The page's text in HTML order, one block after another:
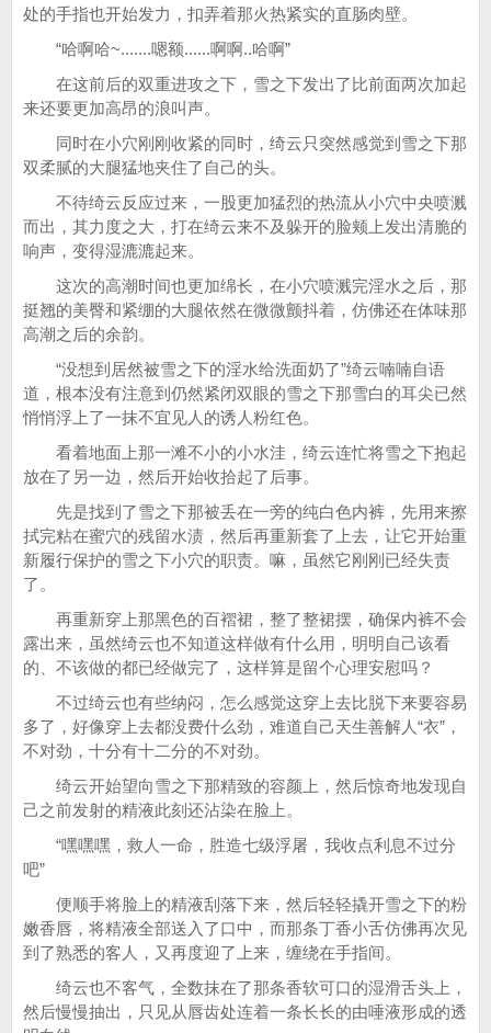
处的手指也开始发力，扣弄着那火热紧实的直肠肉壁。
“哈啊哈~.......嗯额......啊啊..哈啊”
在这前后的双重进攻之下，雪之下发出了比前面两次加起
来还要更加高昂的浪叫声。
同时在小穴刚刚收紧的同时，绮云只突然感觉到雪之下那
双柔腻的大腿猛地夹住了自己的头。
不待绮云反应过来，一股更加猛烈的热流从小穴中央喷溅
而出，其力度之大，打在绮云来不及躲开的脸颊上发出清脆的
响声，变得湿漉漉起来。
这次的高潮时间也更加绵长，在小穴喷溅完淫水之后，那
挺翘的美臀和紧绷的大腿依然在微微颤抖着，仿佛还在体味那
高潮之后的余韵。
“没想到居然被雪之下的淫水给洗面奶了”绮云喃喃自语
道，根本没有注意到仍然紧闭双眼的雪之下那雪白的耳尖已然
悄悄浮上了一抹不宜见人的诱人粉红色。
看着地面上那一滩不小的小水洼，绮云连忙将雪之下抱起
放在了另一边，然后开始收拾起了后事。
先是找到了雪之下那被丢在一旁的纯白色内裤，先用来擦
拭完粘在蜜穴的残留水渍，然后再重新套了上去，让它开始重
新履行保护的雪之下小穴的职责。嘛，虽然它刚刚已经失责
了。
再重新穿上那黑色的百褶裙，整了整裙摆，确保内裤不会
露出来，虽然绮云也不知道这样做有什么用，明明自己该看
的、不该做的都已经做完了，这样算是留个心理安慰吗？
不过绮云也有些纳闷，怎么感觉这穿上去比脱下来要容易
多了，好像穿上去都没费什么劲，难道自己天生善解人“衣”，
不对劲，十分有十二分的不对劲。
绮云开始望向雪之下那精致的容颜上，然后惊奇地发现自
己之前发射的精液此刻还沾染在脸上。
“嘿嘿嘿，救人一命，胜造七级浮屠，我收点利息不过分
吧”
便顺手将脸上的精液刮落下来，然后轻轻撬开雪之下的粉
嫩香唇，将精液全部送入了口中，而那条丁香小舌仿佛再次见
到了熟悉的客人，又再度迎了上来，缠绕在手指间。
绮云也不客气，全数抹在了那条香软可口的湿滑舌头上，
然后慢慢抽出，只见从唇齿处连着一条长长的由唾液形成的透